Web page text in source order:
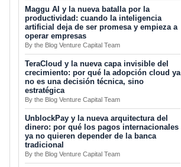
Maggu AI y la nueva batalla por la
productividad: cuando la inteligencia
artificial deja de ser promesa y empieza a
operar empresas
By the Blog Venture Capital Team
TeraCloud y la nueva capa invisible del
crecimiento: por qué la adopción cloud ya
no es una decisión técnica, sino
estratégica
By the Blog Venture Capital Team
UnblockPay y la nueva arquitectura del
dinero: por qué los pagos internacionales
ya no quieren depender de la banca
tradicional
By the Blog Venture Capital Team